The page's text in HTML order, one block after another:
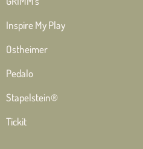
Inspire My Play
Ostheimer
Pedalo
Stapelstein®
Tickit